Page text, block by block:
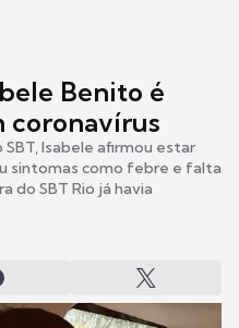
Benito é
coronavírus
Isabele afirmou estar
sintomas como febre e falta
do SBT Rio já havia